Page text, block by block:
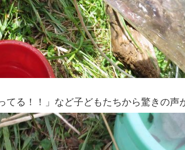
てる！！」など子どもたちから驚きの